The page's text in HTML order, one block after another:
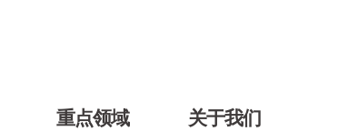
重点领域 关于我们